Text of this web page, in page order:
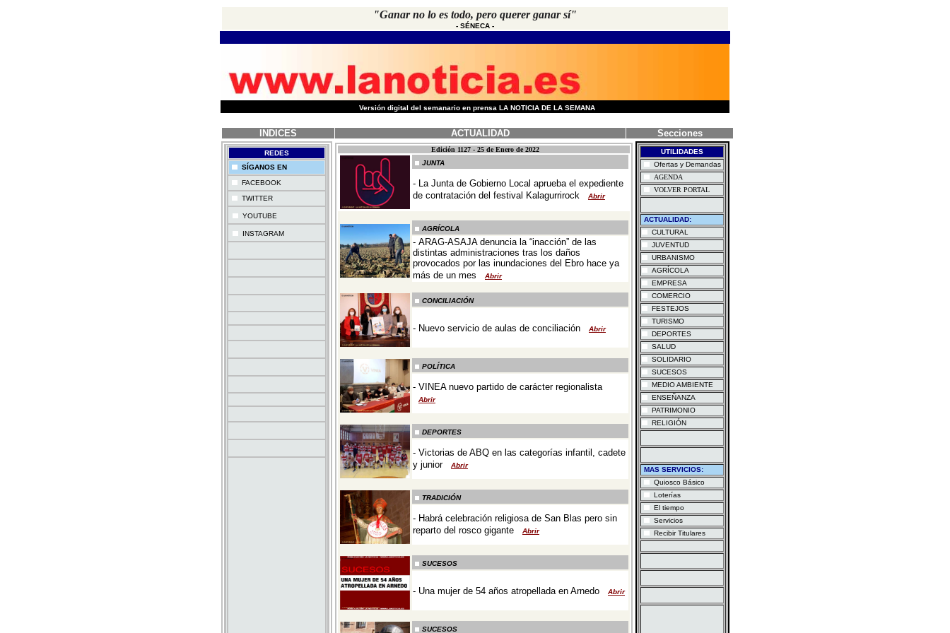
"Ganar no lo es todo, pero querer ganar sí"
- SÉNECA -
Versión digital del semanario en prensa LA NOTICIA DE LA SEMANA
INDICES ACTUALIDAD Secciones